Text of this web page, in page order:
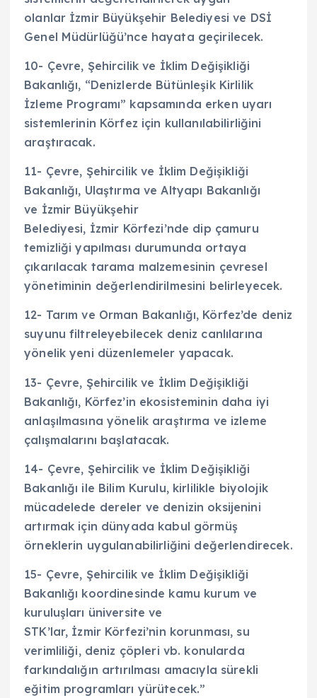
olanlar İzmir Büyükşehir Belediyesi ve DSİ
Genel Müdürlüğü’nce hayata geçirilecek.
10- Çevre, Şehircilik ve İklim Değişikliği
Bakanlığı, “Denizlerde Bütünleşik Kirlilik
İzleme Programı” kapsamında erken uyarı
sistemlerinin Körfez için kullanılabilirliğini
araştıracak.
11- Çevre, Şehircilik ve İklim Değişikliği
Bakanlığı, Ulaştırma ve Altyapı Bakanlığı
ve İzmir Büyükşehir
Belediyesi, İzmir Körfezi’nde dip çamuru
temizliği yapılması durumunda ortaya
çıkarılacak tarama malzemesinin çevresel
yönetiminin değerlendirilmesini belirleyecek.
12- Tarım ve Orman Bakanlığı, Körfez’de deniz
suyunu filtreleyebilecek deniz canlılarına
yönelik yeni düzenlemeler yapacak.
13- Çevre, Şehircilik ve İklim Değişikliği
Bakanlığı, Körfez’in ekosisteminin daha iyi
anlaşılmasına yönelik araştırma ve izleme
çalışmalarını başlatacak.
14- Çevre, Şehircilik ve İklim Değişikliği
Bakanlığı ile Bilim Kurulu, kirlilikle biyolojik
mücadelede dereler ve denizin oksijenini
artırmak için dünyada kabul görmüş
örneklerin uygulanabilirliğini değerlendirecek.
15- Çevre, Şehircilik ve İklim Değişikliği
Bakanlığı koordinesinde kamu kurum ve
kuruluşları üniversite ve
STK’lar, İzmir Körfezi’nin korunması, su
verimliliği, deniz çöpleri vb. konularda
farkındalığın artırılması amacıyla sürekli
eğitim programları yürütecek.”